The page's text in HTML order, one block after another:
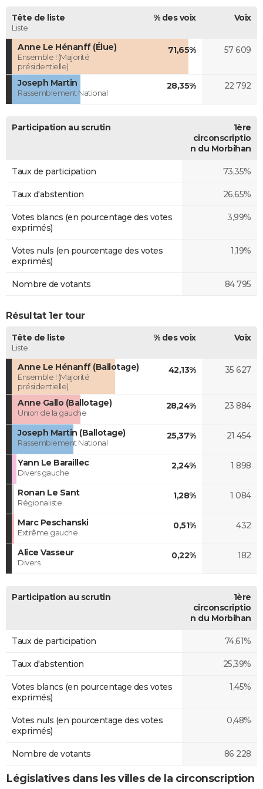
Tête de liste
Liste
% des voix Voix
Anne Le Hénanff (Élue)
Ensemble ! (Majorité
présidentielle)
71,65% 57 609
Joseph Martin
Rassemblement National
28,35% 22 792
Participation au scrutin
1ère
circonscriptio
n du Morbihan
Taux de participation 73,35%
Taux d'abstention 26,65%
Votes blancs (en pourcentage des votes
exprimés)
3,99%
Votes nuls (en pourcentage des votes
exprimés)
1,19%
Nombre de votants 84 795
Résultat 1er tour
Tête de liste
Liste
% des voix Voix
Anne Le Hénanff (Ballotage)
Ensemble ! (Majorité
présidentielle)
42,13% 35 627
Anne Gallo (Ballotage)
Union de la gauche
28,24% 23 884
Joseph Martin (Ballotage)
Rassemblement National
25,37% 21 454
Yann Le Baraillec
Divers gauche
2,24% 1 898
Ronan Le Sant
Régionaliste
1,28% 1 084
Marc Peschanski
Extrême gauche
0,51% 432
Alice Vasseur
Divers
0,22% 182
Participation au scrutin
1ère
circonscriptio
n du Morbihan
Taux de participation 74,61%
Taux d'abstention 25,39%
Votes blancs (en pourcentage des votes
exprimés)
1,45%
Votes nuls (en pourcentage des votes
exprimés)
0,48%
Nombre de votants 86 228
Législatives dans les villes de la circonscription